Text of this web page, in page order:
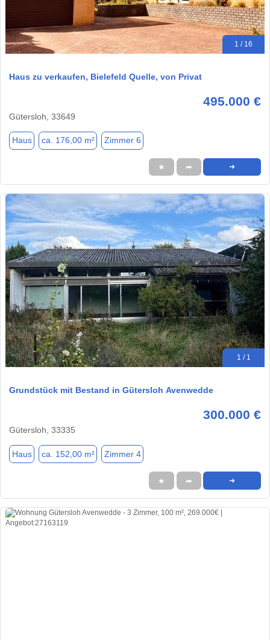
1 / 16
Haus zu verkaufen, Bielefeld Quelle, von Privat
495.000 €
Gütersloh, 33649
Haus ca. 176,00 m² Zimmer 6
★ ➦ ➜
1 / 1
Grundstück mit Bestand in Gütersloh Avenwedde
300.000 €
Gütersloh, 33335
Haus ca. 152,00 m² Zimmer 4
★ ➦ ➜